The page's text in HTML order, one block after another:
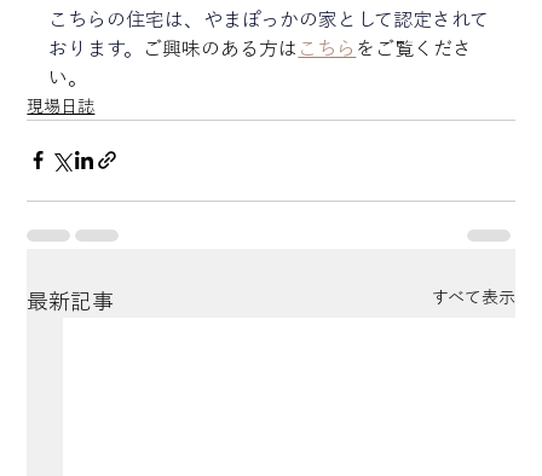
こちらの住宅は、やまぽっかの家として認定されて
おります。
ご興味のある方は こちら をご覧くださ
い。
現場日誌
最新記事 すべて表示